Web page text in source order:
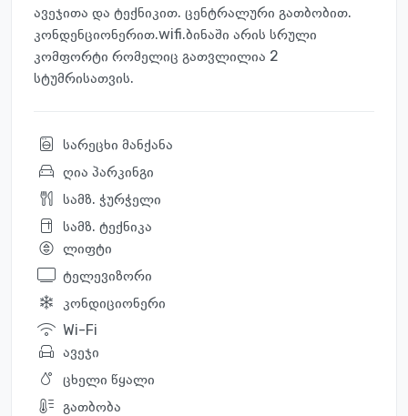
ავეჯითა და ტექნიკით. ცენტრალური გათბობით.
კონდენციონერით.wifi.ბინაში არის სრული
კომფორტი რომელიც გათვლილია 2
სტუმრისათვის.
სარეცხი მანქანა
ღია პარკინგი
სამზ. ჭურჭელი
სამზ. ტექნიკა
ლიფტი
ტელევიზორი
კონდიციონერი
Wi-Fi
ავეჯი
ცხელი წყალი
გათბობა